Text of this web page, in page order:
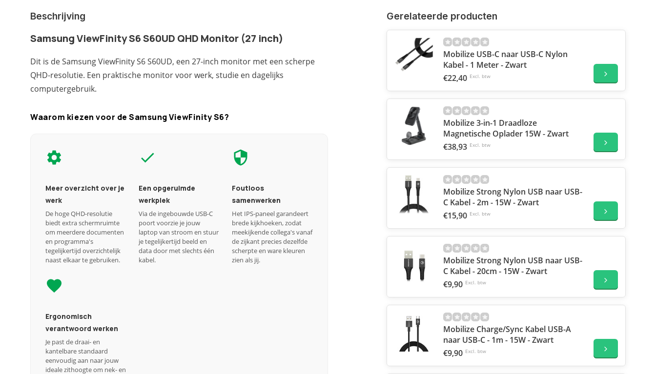
Beschrijving
Samsung ViewFinity S6 S60UD QHD Monitor (27 inch)
Dit is de Samsung ViewFinity S6 S60UD, een 27-inch monitor met een scherpe
QHD-resolutie. Een praktische monitor voor werk, studie en dagelijks
computergebruik.
Waarom kiezen voor de Samsung ViewFinity S6?
Meer overzicht over je
werk
De hoge QHD-resolutie
biedt extra schermruimte
om meerdere documenten
en programma's
tegelijkertijd overzichtelijk
naast elkaar te gebruiken.
Een opgeruimde
werkplek
Via de ingebouwde USB-C
poort voorzie je jouw
laptop van stroom en stuur
je tegelijkertijd beeld en
data door met slechts één
kabel.
Foutloos
samenwerken
Het IPS-paneel garandeert
brede kijkhoeken, zodat
meekijkende collega's vanaf
de zijkant precies dezelfde
scherpte en ware kleuren
zien als jij.
Ergonomisch
verantwoord werken
Je past de draai- en
kantelbare standaard
eenvoudig aan naar jouw
ideale zithoogte om nek- en
Gerelateerde producten
Mobilize USB-C naar USB-C Nylon
Kabel - 1 Meter - Zwart
€22,40 Excl. btw
Mobilize 3-in-1 Draadloze
Magnetische Oplader 15W - Zwart
€38,93 Excl. btw
Mobilize Strong Nylon USB naar USB-
C Kabel - 2m - 15W - Zwart
€15,90 Excl. btw
Mobilize Strong Nylon USB naar USB-
C Kabel - 20cm - 15W - Zwart
€9,90 Excl. btw
Mobilize Charge/Sync Kabel USB-A
naar USB-C - 1m - 15W - Zwart
€9,90 Excl. btw